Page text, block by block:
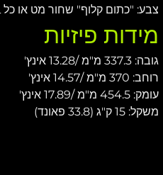
צבע: "כתום קלוף" שחור מט או כל RAL
מידות פיזיות
גובה: 337.3 מ"מ /13.28 אינץ'
רוחב: 370 מ"מ /14.57 אינץ'
עומק: 454.5 מ"מ /17.89 אינץ'
משקל: 15 ק"ג (33.8 פאונד)